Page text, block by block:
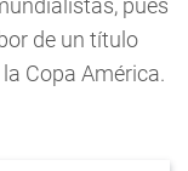
pues
de un título
Copa América.